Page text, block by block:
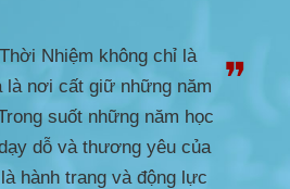
Nhiệm không chỉ là
là nơi cất giữ những năm
suốt những năm học
dỗ và thương yêu của
hành trang và động lực
❞